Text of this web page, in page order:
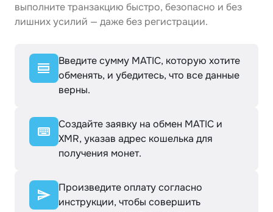
выполните транзакцию быстро, безопасно и без
лишних усилий — даже без регистрации.
Введите сумму MATIC, которую хотите
обменять, и убедитесь, что все данные
верны.
Создайте заявку на обмен MATIC и
XMR, указав адрес кошелька для
получения монет.
Произведите оплату согласно
инструкции, чтобы совершить